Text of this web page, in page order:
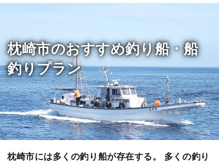
枕崎市のおすすめ釣り船・船
釣りプラン
枕崎市には多くの釣り船が存在する。 多くの釣り